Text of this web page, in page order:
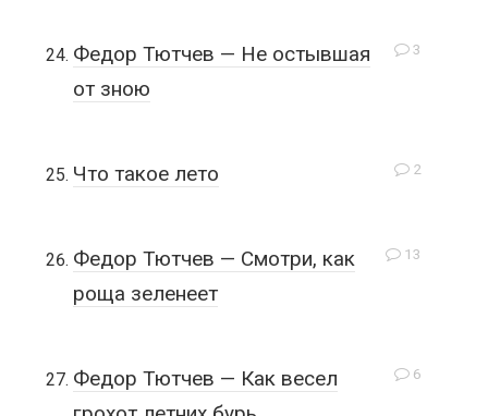
3
Федор Тютчев — Не остывшая
от зною
2
Что такое лето
13
Федор Тютчев — Смотри, как
роща зеленеет
6
Федор Тютчев — Как весел